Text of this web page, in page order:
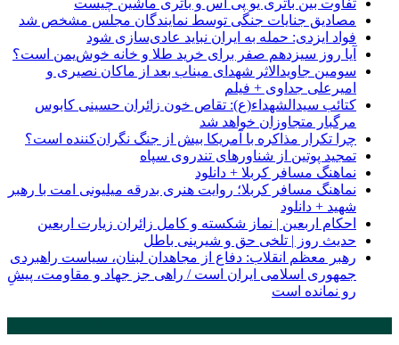
مصادیق جنایات جنگی توسط نمایندگان مجلس مشخص شد
فواد ایزدی: حمله به ایران نباید عادی‌سازی شود
آیا روز سیزدهم صفر برای خرید طلا و خانه خوش‌یمن است؟
سومین جاویدالاثر شهدای میناب بعد از ماکان نصیری و
امیرعلی جداوی + فیلم
کتائب سیدالشهداء(ع): تقاص خون زائران حسینی کابوس
مرگبار متجاوزان خواهد شد
چرا تکرار مذاکره با آمریکا بیش از جنگ نگران‌کننده است؟
تمجید پوتین از شناورهای تندروی سپاه
نماهنگ مسافر کربلا + دانلود
نماهنگ مسافر کربلا؛ روایت هنری بدرقه میلیونی امت با رهبر
شهید + دانلود
احکام اربعین | نماز شکسته و کامل زائران زیارت اربعین
حدیث روز | تلخی حق و شیرینی باطل
رهبر معظم انقلاب: دفاع از مجاهدان لبنان، سیاست راهبردی
جمهوری اسلامی ایران است / راهی جز جهاد و مقاومت، پیشِ
‌رو نمانده است